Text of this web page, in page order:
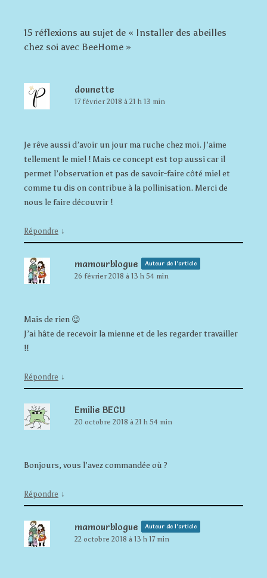
15 réflexions au sujet de « Installer des abeilles
chez soi avec BeeHome »
dounette
17 février 2018 à 21 h 13 min
Je rêve aussi d’avoir un jour ma ruche chez moi. J’aime
tellement le miel ! Mais ce concept est top aussi car il
permet l’observation et pas de savoir-faire côté miel et
comme tu dis on contribue à la pollinisation. Merci de
nous le faire découvrir !
Répondre ↓
mamourblogue Auteur de l’article
26 février 2018 à 13 h 54 min
Mais de rien 😉
J’ai hâte de recevoir la mienne et de les regarder travailler
!!
Répondre ↓
Emilie BECU
20 octobre 2018 à 21 h 54 min
Bonjours, vous l’avez commandée où ?
Répondre ↓
mamourblogue Auteur de l’article
22 octobre 2018 à 13 h 17 min